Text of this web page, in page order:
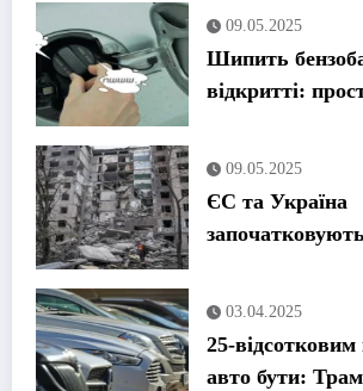
09.05.2025
Шипить
відкритті:
09.05.2025
ЄС та Україна
03.04.2025
25-
авто бути: